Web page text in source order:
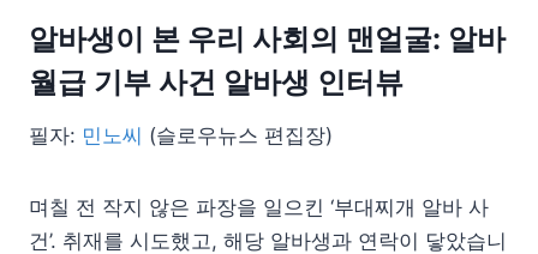
알바생이 본 우리 사회의 맨얼굴: 알바
월급 기부 사건 알바생 인터뷰
필자: 민노씨 (슬로우뉴스 편집장)
며칠 전 작지 않은 파장을 일으킨 ‘부대찌개 알바 사
건’. 취재를 시도했고, 해당 알바생과 연락이 닿았습니